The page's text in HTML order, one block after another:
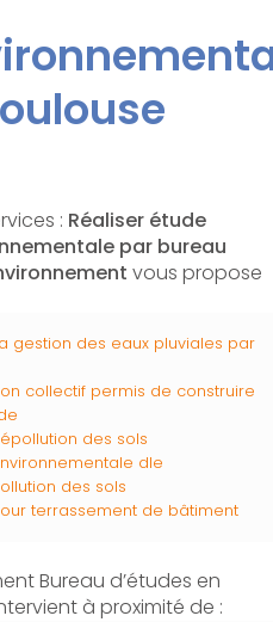
: Réaliser étude
par bureau
vous propose
gestion des eaux pluviales par
collectif permis de construire
des sols
dle
des sols
terrassement de bâtiment
Bureau d’études en
à proximité de :